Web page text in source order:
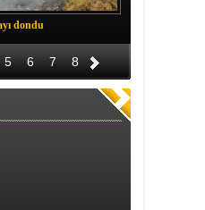
dondu
5 6 7 8